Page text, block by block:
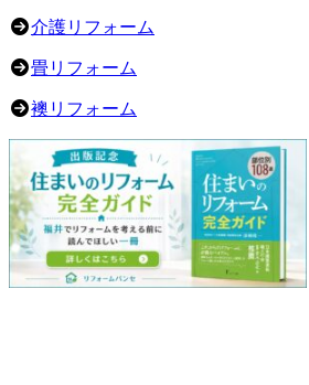
介護リフォーム
畳リフォーム
襖リフォーム